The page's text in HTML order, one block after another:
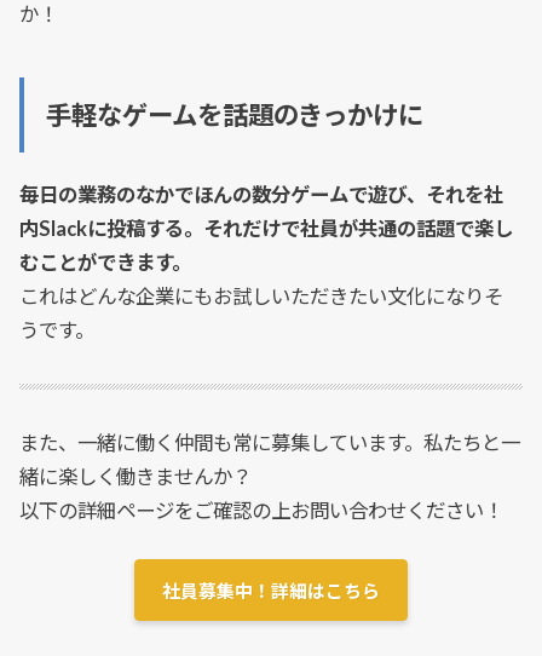
か！
手軽なゲームを話題のきっかけに
毎日の業務のなかでほんの数分ゲームで遊び、それを社
内Slackに投稿する。それだけで社員が共通の話題で楽し
むことができます。
これはどんな企業にもお試しいただきたい文化になりそ
うです。
また、一緒に働く仲間も常に募集しています。私たちと一
緒に楽しく働きませんか？
以下の詳細ページをご確認の上お問い合わせください！
社員募集中！詳細はこちら